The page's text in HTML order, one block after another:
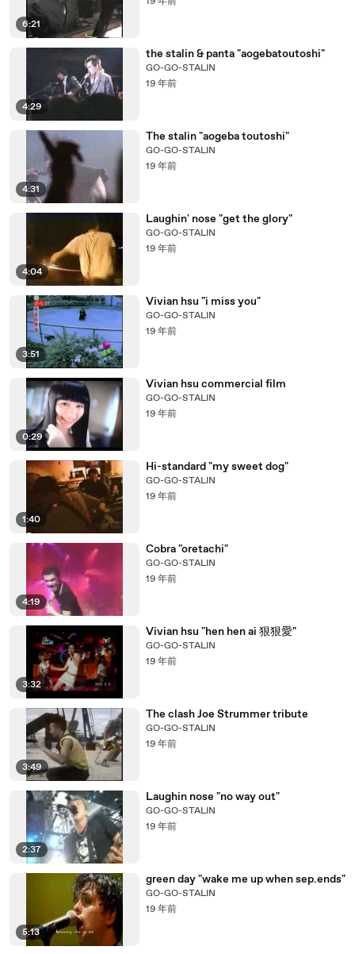
6:21
4:29
the stalin & panta "aogebatoutoshi"
GO-GO-STALIN
19 年前
4:31
The stalin "aogeba toutoshi"
GO-GO-STALIN
19 年前
4:04
Laughin' nose "get the glory"
GO-GO-STALIN
19 年前
3:51
Vivian hsu "i miss you"
GO-GO-STALIN
19 年前
0:29
Vivian hsu commercial film
GO-GO-STALIN
19 年前
1:40
Hi-standard "my sweet dog"
GO-GO-STALIN
19 年前
4:19
Cobra "oretachi"
GO-GO-STALIN
19 年前
3:32
Vivian hsu "hen hen ai 狠狠愛"
GO-GO-STALIN
19 年前
3:49
The clash Joe Strummer tribute
GO-GO-STALIN
19 年前
2:37
Laughin nose "no way out"
GO-GO-STALIN
19 年前
5:13
green day "wake me up when sep.ends"
GO-GO-STALIN
19 年前